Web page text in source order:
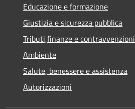
Educazione e formazione
Giustizia e sicurezza pubblica
Tributi,finanze e contravvenzioni
Ambiente
Salute, benessere e assistenza
Autorizzazioni